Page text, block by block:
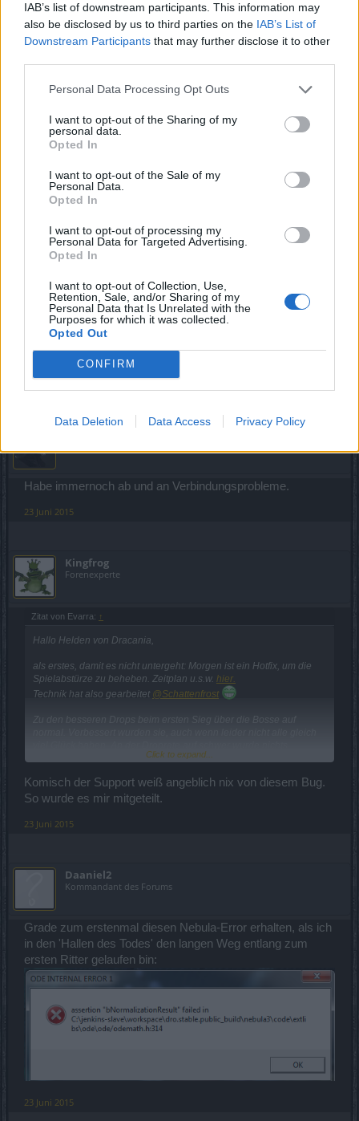
IAB’s list of downstream participants. This information may
also be disclosed by us to third parties on the IAB’s List of
Downstream Participants that may further disclose it to other
Personal Data Processing Opt Outs
I want to opt-out of the Sharing of my
personal data.
Opted In
I want to opt-out of the Sale of my
Personal Data.
Opted In
I want to opt-out of processing my
Personal Data for Targeted Advertising.
Opted In
I want to opt-out of Collection, Use,
Retention, Sale, and/or Sharing of my
Personal Data that Is Unrelated with the
Purposes for which it was collected.
Opted Out
CONFIRM
Data Deletion Data Access Privacy Policy
Lo-an
was ist den mit diesen ton aussetzern, auf den
verschiedenen maps.
bei mir aktuell hogins mine bis sigri. hab da immer wieder
kein ton für paar sec.
22 Juni 2015
Evarra
Guest
HalloLo-an
alles zu den Ton-Problemen findest duhier.
LG Evarra
22 Juni 2015
Habe immernoch ab und an Verbindungsprobleme.
23 Juni 2015
Kingfrog
Forenexperte
Zitat von Evarra: ↑
Hallo Helden von Dracania,
als erstes, damit es nicht untergeht: Morgen ist ein Hotfix, um die
Spielabstürze zu beheben. Zeitplan u.s.w. hier.
Technik hat also gearbeitet @Schattenfrost
hier)
@Kingfrog: wir sind hier immer noch die falschen Ansprechpartner,
ist bekannt, sobald dieser Fehler behoben wird, wird das in den
LG Evarra
Click to expand...
Komisch der Support weiß angeblich nix von diesem Bug.
So wurde es mir mitgeteilt.
23 Juni 2015
Daaniel2
Kommandant des Forums
Grade zum erstenmal diesen Nebula-Error erhalten, als ich
in den 'Hallen des Todes' den langen Weg entlang zum
ersten Ritter gelaufen bin:
23 Juni 2015